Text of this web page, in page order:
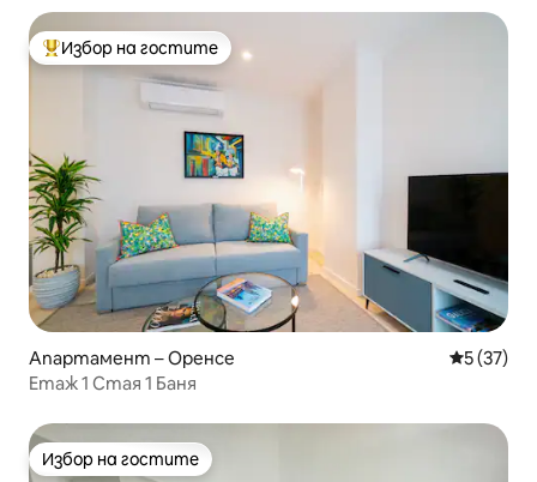
Най-популярен избор на гостите
Избор на гостите
Апартамент – Оренсе Средна
5 (37)
Етаж 1 Стая 1 Баня
Избор на гостите
Избор на гостите